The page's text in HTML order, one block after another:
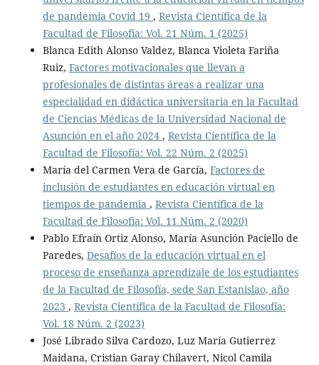
de pandemia Covid 19 , Revista Científica de la
Facultad de Filosofía: Vol. 21 Núm. 1 (2025)
Blanca Edith Alonso Valdez, Blanca Violeta Fariña
Ruiz, Factores motivacionales que llevan a
profesionales de distintas áreas a realizar una
especialidad en didáctica universitaria en la Facultad
de Ciencias Médicas de la Universidad Nacional de
Asunción en el año 2024 , Revista Científica de la
Facultad de Filosofía: Vol. 22 Núm. 2 (2025)
María del Carmen Vera de García, Factores de
inclusión de estudiantes en educación virtual en
tiempos de pandemia , Revista Científica de la
Facultad de Filosofía: Vol. 11 Núm. 2 (2020)
Pablo Efraín Ortiz Alonso, María Asunción Paciello de
Paredes, Desafíos de la educación virtual en el
proceso de enseñanza aprendizaje de los estudiantes
de la Facultad de Filosofía, sede San Estanislao, año
2023 , Revista Científica de la Facultad de Filosofía:
Vol. 18 Núm. 2 (2023)
José Librado Silva Cardozo, Luz María Gutierrez
Maidana, Cristian Garay Chilavert, Nicol Camila